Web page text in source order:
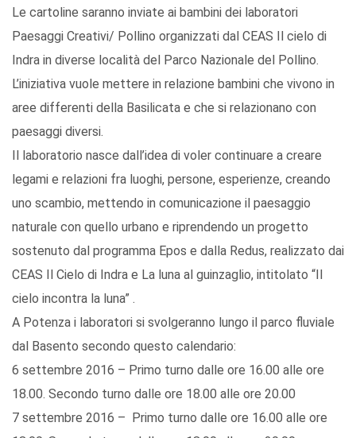
Le cartoline saranno inviate ai bambini dei laboratori
Paesaggi Creativi/ Pollino organizzati dal CEAS Il cielo di
Indra in diverse località del Parco Nazionale del Pollino.
L’iniziativa vuole mettere in relazione bambini che vivono in
aree differenti della Basilicata e che si relazionano con
paesaggi diversi.
Il laboratorio nasce dall’idea di voler continuare a creare
legami e relazioni fra luoghi, persone, esperienze, creando
uno scambio, mettendo in comunicazione il paesaggio
naturale con quello urbano e riprendendo un progetto
sostenuto dal programma Epos e dalla Redus, realizzato dai
CEAS Il Cielo di Indra e La luna al guinzaglio, intitolato “Il
cielo incontra la luna” .
A Potenza i laboratori si svolgeranno lungo il parco fluviale
dal Basento secondo questo calendario:
6 settembre 2016 – Primo turno dalle ore 16.00 alle ore
18.00. Secondo turno dalle ore 18.00 alle ore 20.00
7 settembre 2016 – Primo turno dalle ore 16.00 alle ore